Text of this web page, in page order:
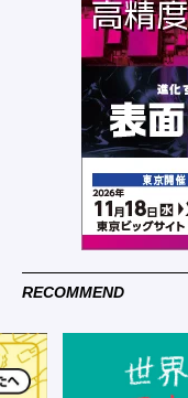
RECOMMEND